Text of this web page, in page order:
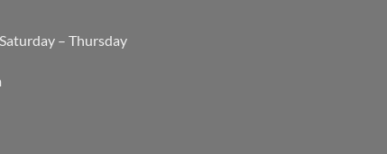
– Thursday